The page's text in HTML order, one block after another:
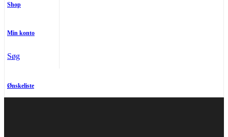
Shop
Min konto
Søg
Ønskeliste